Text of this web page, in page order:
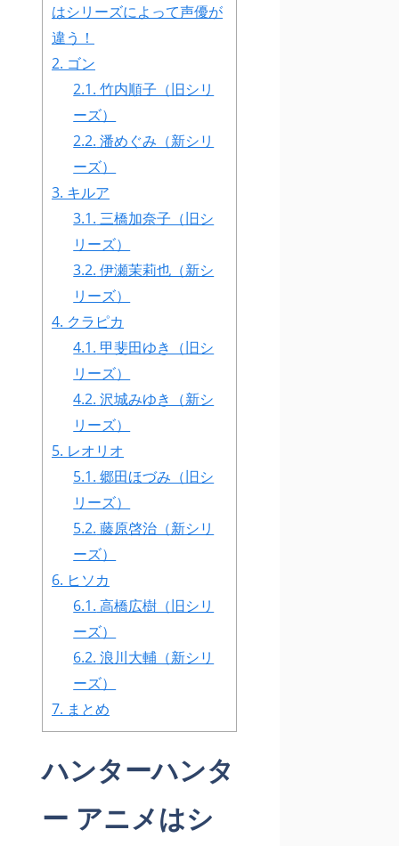
はシリーズによって声優が
違う！
2. ゴン
2.1. 竹内順子（旧シリ
ーズ）
2.2. 潘めぐみ（新シリ
ーズ）
3. キルア
3.1. 三橋加奈子（旧シ
リーズ）
3.2. 伊瀬茉莉也（新シ
リーズ）
4. クラピカ
4.1. 甲斐田ゆき（旧シ
リーズ）
4.2. 沢城みゆき（新シ
リーズ）
5. レオリオ
5.1. 郷田ほづみ（旧シ
リーズ）
5.2. 藤原啓治（新シリ
ーズ）
6. ヒソカ
6.1. 高橋広樹（旧シリ
ーズ）
6.2. 浪川大輔（新シリ
ーズ）
7. まとめ
ハンターハンタ
ー アニメはシ